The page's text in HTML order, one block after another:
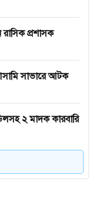
প্রশাসক
সাভারে আটক
২ মাদক কারবারি
পুঠিয়ার